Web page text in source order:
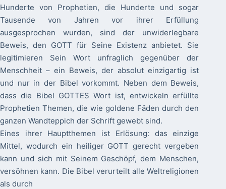
Hunderte von Prophetien, die Hunderte und sogar
Tausende von Jahren vor ihrer Erfüllung
ausgesprochen wurden, sind der unwiderlegbare
Beweis, den GOTT für Seine Existenz anbietet. Sie
legitimieren Sein Wort unfraglich gegenüber der
Menschheit – ein Beweis, der absolut einzigartig ist
und nur in der Bibel vorkommt. Neben dem Beweis,
dass die Bibel GOTTES Wort ist, entwickeln erfüllte
Prophetien Themen, die wie goldene Fäden durch den
ganzen Wandteppich der Schrift gewebt sind.
Eines ihrer Hauptthemen ist Erlösung: das einzige
Mittel, wodurch ein heiliger GOTT gerecht vergeben
kann und sich mit Seinem Geschöpf, dem Menschen,
versöhnen kann. Die Bibel verurteilt alle Weltreligionen
als durch